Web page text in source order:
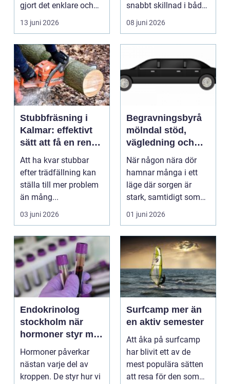
gjort det enklare och
mer effektfullt att g...
13 juni 2026
snabbt skillnad i både
tuggförmåga, tal oc...
08 juni 2026
Stubbfräsning i
Kalmar: effektivt
sätt att få en ren
och säker tomt
Att ha kvar stubbar
efter trädfällning kan
ställa till mer problem
än mång...
03 juni 2026
Begravningsbyrå
mölndal stöd,
vägledning och
trygghet när
någon går bort
När någon nära dör
hamnar många i ett
läge där sorgen är
stark, samtidigt som
praktiska beslut
måste...
01 juni 2026
Endokrinolog
stockholm när
hormoner styr mer
än du tror
Hormoner påverkar
nästan varje del av
kroppen. De styr hur vi
Surfcamp mer än
en aktiv semester
Att åka på surfcamp
har blivit ett av de
mest populära sätten
att resa för den som